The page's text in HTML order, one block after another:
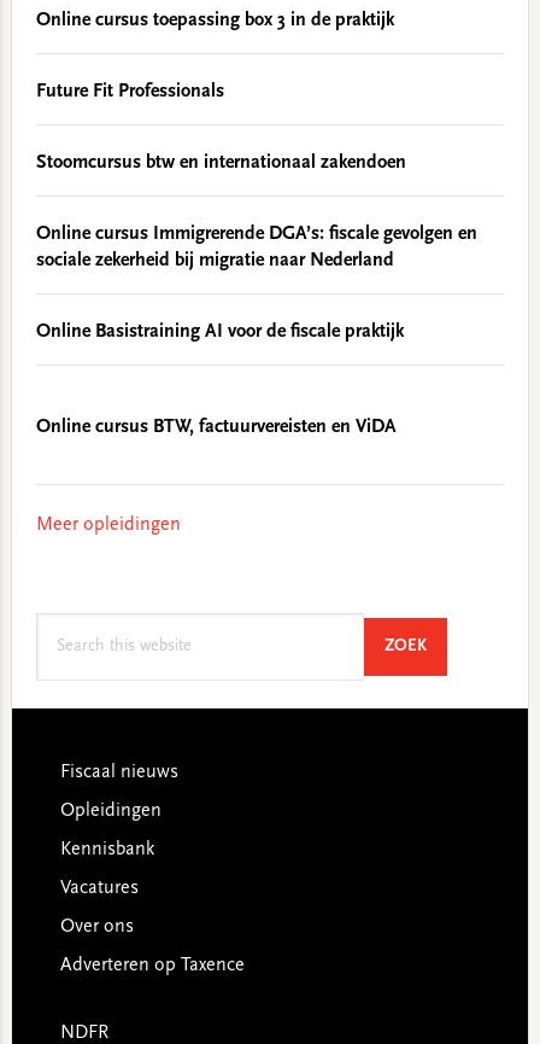
Online cursus toepassing box 3 in de praktijk
Future Fit Professionals
Stoomcursus btw en internationaal zakendoen
Online cursus Immigrerende DGA’s: fiscale gevolgen en
sociale zekerheid bij migratie naar Nederland
Online Basistraining AI voor de fiscale praktijk
Online cursus BTW, factuurvereisten en ViDA
Meer opleidingen
ZOEKSEARCH
Footer
Fiscaal nieuws
Opleidingen
Kennisbank
Vacatures
Over ons
Adverteren op Taxence
NDFR